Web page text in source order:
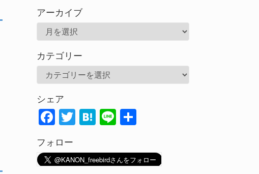
アーカイブ
ー
カ
ブ
カテゴリー
テ
ゴ
リ
シェア
F
e
b
T
itt
er
H
e
n
Li
e
共
フォロー